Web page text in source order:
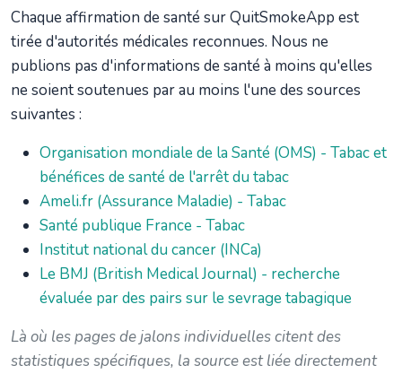
Chaque affirmation de santé sur QuitSmokeApp est
tirée d'autorités médicales reconnues. Nous ne
publions pas d'informations de santé à moins qu'elles
ne soient soutenues par au moins l'une des sources
suivantes :
Organisation mondiale de la Santé (OMS) - Tabac et
bénéfices de santé de l'arrêt du tabac
Ameli.fr (Assurance Maladie) - Tabac
Santé publique France - Tabac
Institut national du cancer (INCa)
Le BMJ (British Medical Journal) - recherche
évaluée par des pairs sur le sevrage tabagique
Là où les pages de jalons individuelles citent des
statistiques spécifiques, la source est liée directement